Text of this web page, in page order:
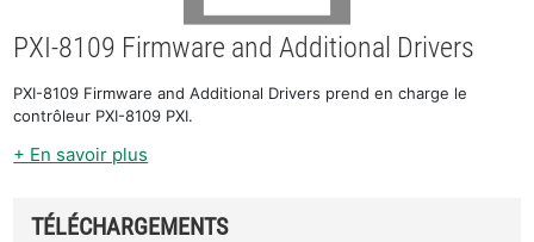
PXI-8109 Firmware and Additional Drivers
PXI-8109 Firmware and Additional Drivers prend en charge le
contrôleur PXI-8109 PXI.
+ En savoir plus
TÉLÉCHARGEMENTS